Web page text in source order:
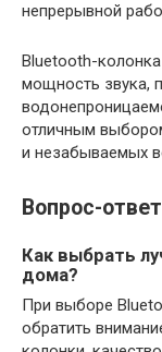
непрерывной
Bluetooth-колонка
мощность звука,
отличным
и незабываемых
Вопрос-
Как выбрать
дома?
При выборе
обратить